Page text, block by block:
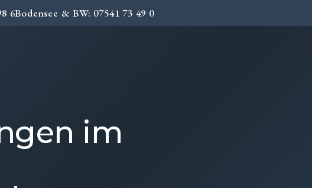
6Bodensee & BW: 07541 73 49 0
im